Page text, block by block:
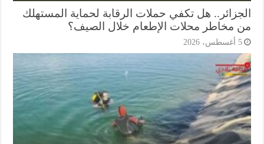
هل تكفي حملات الرقابة لحماية المستهلك
مخاطر محلات الإطعام خلال الصيف؟